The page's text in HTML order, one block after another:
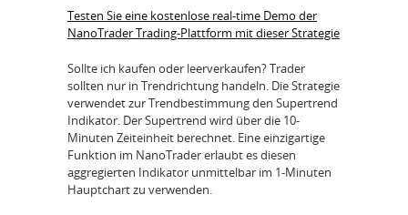
Testen Sie eine kostenlose real-time Demo der
NanoTrader Trading-Plattform mit dieser Strategie
Sollte ich kaufen oder leerverkaufen? Trader
sollten nur in Trendrichtung handeln. Die Strategie
verwendet zur Trendbestimmung den Supertrend
Indikator. Der Supertrend wird über die 10-
Minuten Zeiteinheit berechnet. Eine einzigartige
Funktion im NanoTrader erlaubt es diesen
aggregierten Indikator unmittelbar im 1-Minuten
Hauptchart zu verwenden.